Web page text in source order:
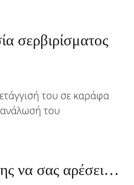
σερβιρίσματος
του σε καράφα
του
να σας αρέσει…